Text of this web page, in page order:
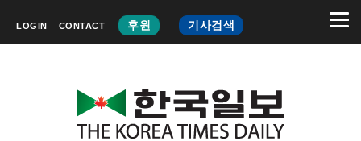
LOGIN CONTACT 후원 기사검색